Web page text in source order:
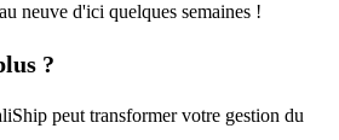
neuve d'ici quelques semaines !
?
peut transformer votre gestion du